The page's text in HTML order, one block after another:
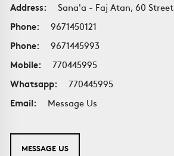
Address:
Sana'a - Faj Atan, 60 Street
Phone:
9671450121
Phone:
9671445993
Mobile:
770445995
Whatsapp:
770445995
Email:
Message Us
MESSAGE US